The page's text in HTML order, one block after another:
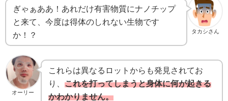
タカシさん
ぎゃぁああ！あれだけ有害物質にナノチップ
と来て、今度は得体のしれない生物です
か！？
オーリー
これらは異なるロットからも発見されてお
り、 これを打ってしまうと身体に何が起きる
かわかりません。